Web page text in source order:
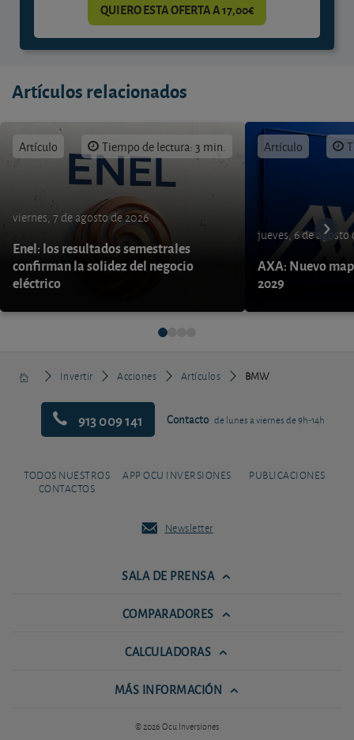
QUIERO ESTA OFERTA A 17,00€
Artículos relacionados
Artículo Tiempo de lectura: 3 min.
viernes, 7 de agosto de 2026
Enel: los resultados semestrales
confirman la solidez del negocio
eléctrico
Artículo
jueves, 6 de agosto
AXA: Nuevo
2029
Invertir Acciones Artículos BMW
913 009 141 Contacto de lunes a viernes de 9h-14h
TODOS NUESTROS
CONTACTOS
APP OCU INVERSIONES PUBLICACIONES
Newsletter
SALA DE PRENSA
COMPARADORES
CALCULADORAS
MÁS INFORMACIÓN
© 2026 Ocu Inversiones